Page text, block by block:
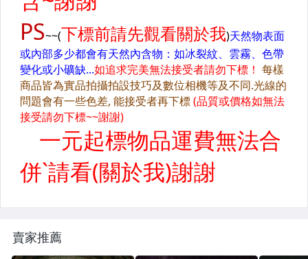
賣家推薦